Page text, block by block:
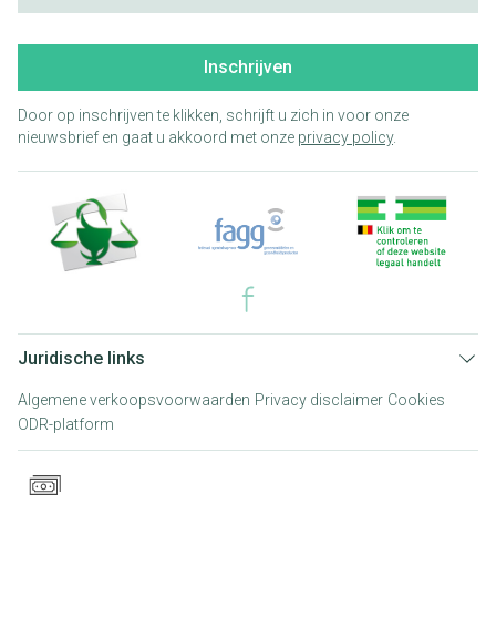
Inschrijven
Door op inschrijven te klikken, schrijft u zich in voor onze
nieuwsbrief en gaat u akkoord met onze privacy policy.
Juridische links
Algemene verkoopsvoorwaarden Privacy disclaimer Cookies
ODR-platform